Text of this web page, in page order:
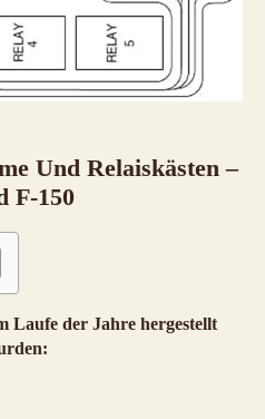
Und Relaiskästen –
F-150
Laufe der Jahre hergestellt